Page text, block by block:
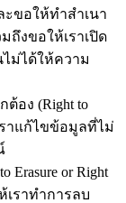
ขอให้ทำสำเนา
งขอให้เราเปิด
ม่ได้ให้ความ
อง (Right to
าแก้ไขข้อมูลที่ไม่
or Right
เราทำการลบ